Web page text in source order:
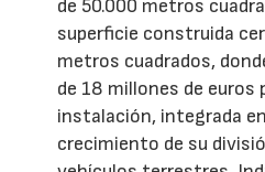
de 50.000 metros
superficie construida
metros cuadrados,
de 18 millones de euros
instalación, integrada
crecimiento de su